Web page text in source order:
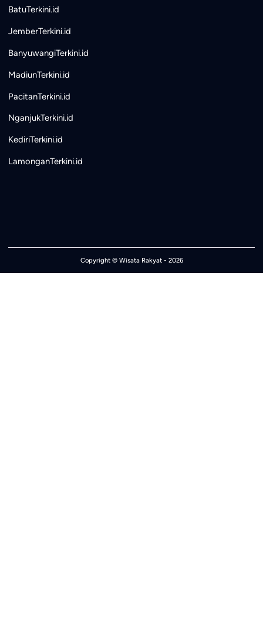
BatuTerkini.id
JemberTerkini.id
BanyuwangiTerkini.id
MadiunTerkini.id
PacitanTerkini.id
NganjukTerkini.id
KediriTerkini.id
LamonganTerkini.id
Copyright © Wisata Rakyat- 2026